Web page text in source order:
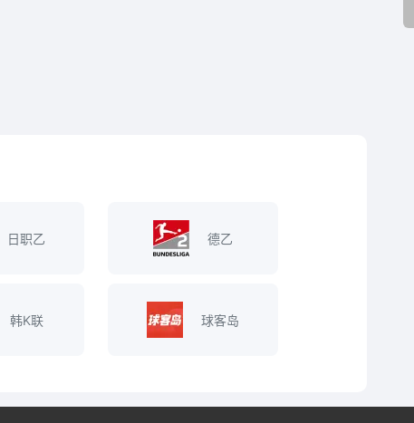
日职乙 德乙
韩K联 球客岛